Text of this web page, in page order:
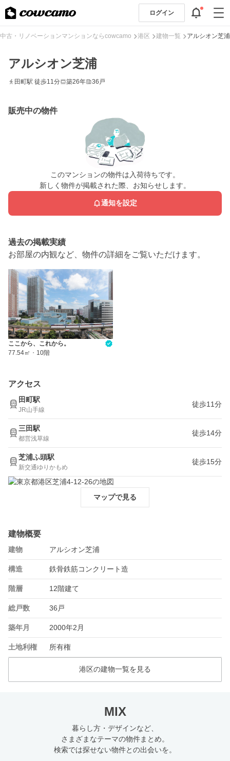
ログイン
中古・リノベーションマンションならcowcamo 港区 建物一覧 アルシオン芝浦
アルシオン芝浦
田町駅 徒歩11分 築26年 36戸
販売中の物件
このマンションの物件は入荷待ちです。
新しく物件が掲載された際、お知らせします。
通知を設定
過去の掲載実績
お部屋の内観など、物件の詳細をご覧いただけます。
ここから、これから。
77.54㎡ ・ 10階
アクセス
田町駅
JR山手線
徒歩11分
三田駅
都営浅草線
徒歩14分
芝浦ふ頭駅
新交通ゆりかもめ
徒歩15分
マップで見る
建物概要
建物 アルシオン芝浦
構造 鉄骨鉄筋コンクリート造
階層 12階建て
総戸数 36戸
築年月 2000年2月
土地利権 所有権
港区の建物一覧を見る
MIX
暮らし方・デザインなど、
さまざまなテーマの物件まとめ。
検索では探せない物件との出会いを。